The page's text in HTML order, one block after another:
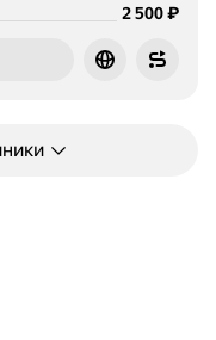
Цена
2500
2 500₽